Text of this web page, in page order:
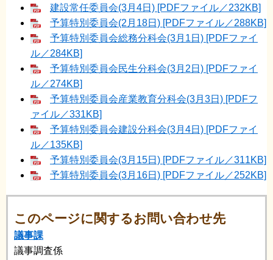
建設常任委員会(3月4日) [PDFファイル／232KB]
予算特別委員会(2月18日) [PDFファイル／288KB]
予算特別委員会総務分科会(3月1日) [PDFファイ
ル／284KB]
予算特別委員会民生分科会(3月2日) [PDFファイ
ル／274KB]
予算特別委員会産業教育分科会(3月3日) [PDFフ
ァイル／331KB]
予算特別委員会建設分科会(3月4日) [PDFファイ
ル／135KB]
予算特別委員会(3月15日) [PDFファイル／311KB]
予算特別委員会(3月16日) [PDFファイル／252KB]
このページに関するお問い合わせ先
議事課
議事調査係